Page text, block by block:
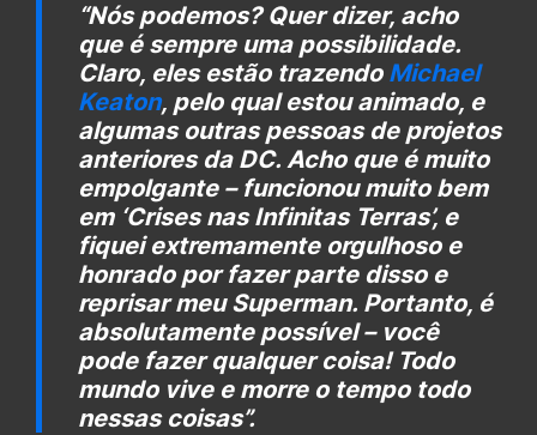
“Nós podemos? Quer dizer, acho
que é sempre uma possibilidade.
Claro, eles estão trazendo Michael
Keaton, pelo qual estou animado, e
algumas outras pessoas de projetos
anteriores da DC. Acho que é muito
empolgante – funcionou muito bem
em ‘Crises nas Infinitas Terras’, e
fiquei extremamente orgulhoso e
honrado por fazer parte disso e
reprisar meu Superman. Portanto, é
absolutamente possível – você
pode fazer qualquer coisa! Todo
mundo vive e morre o tempo todo
nessas coisas”.